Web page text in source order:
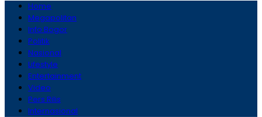
Home
Megapolitan
Info Bogor
Politik
Nasional
Lifestyle
Entertainment
Video
Pers Rilis
Internasional